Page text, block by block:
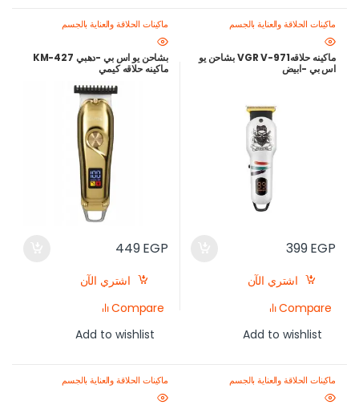
ماكينات الحلاقة والعناية بالجسم
ماكينه حلاقهVGR V-971 بشاحن يو
اس بي -ابيض
399EGP
اشتري الآن
Compare
Add to wishlist
ماكينات الحلاقة والعناية بالجسم
بشاحن يو اس بي -دهبي KM-427
ماكينه حلاقه كيمي
449EGP
اشتري الآن
Compare
Add to wishlist
ماكينات الحلاقة والعناية بالجسم ماكينات الحلاقة والعناية بالجسم